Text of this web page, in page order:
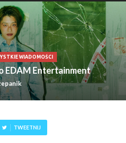
WIADOMOŚCI
EDAM Entertainment
TWEETNIJ